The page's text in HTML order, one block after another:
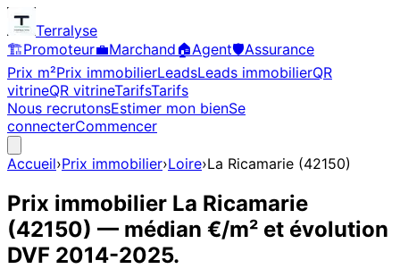
Terralyse
🏗️Promoteur💼Marchand🏠Agent🛡️Assurance
Prix m²Prix immobilierLeadsLeads immobilierQR
vitrineQR vitrineTarifsTarifs
Nous recrutonsEstimer mon bienSe
connecterCommencer
Accueil›Prix immobilier›Loire›La Ricamarie (42150)
Prix immobilier La Ricamarie
(42150) — médian €/m² et évolution
DVF 2014-2025.